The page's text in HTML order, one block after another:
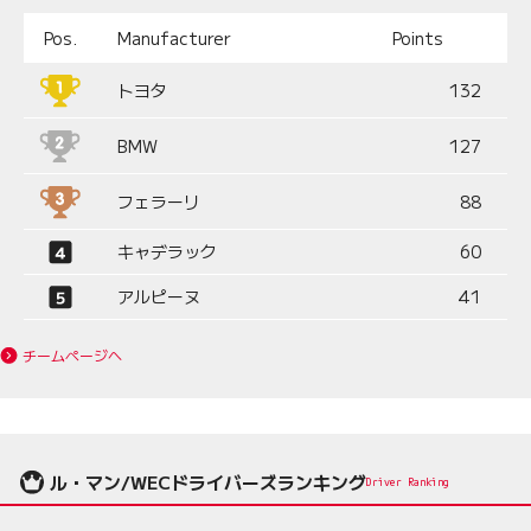
Pos. Manufacturer Points
トヨタ 132
BMW 127
フェラーリ 88
キャデラック
60
アルピーヌ
41
チームページへ
ル・マン/WECドライバーズランキングDriver Ranking